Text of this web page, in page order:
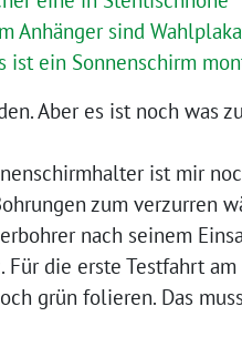
Aber es ist noch was
ist mir
zum verzurren
nach seinem
die erste Testfahrt
grün folieren. Das